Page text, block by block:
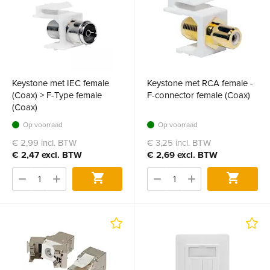
Keystone met IEC female
(Coax) > F-Type female
(Coax)
Op voorraad
€ 2,99 incl. BTW
€ 2,47 excl. BTW
Bestel
Keystone met RCA female -
F-connector female (Coax)
Op voorraad
€ 3,25 incl. BTW
€ 2,69 excl. BTW
Bestel